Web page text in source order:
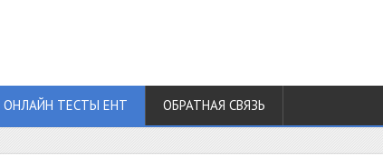
ОНЛАЙН ТЕСТЫ ЕНТ ОБРАТНАЯ СВЯЗЬ